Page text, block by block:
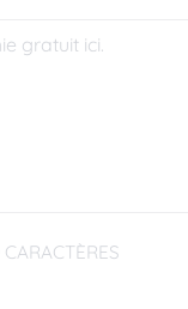
CARACTÈRES